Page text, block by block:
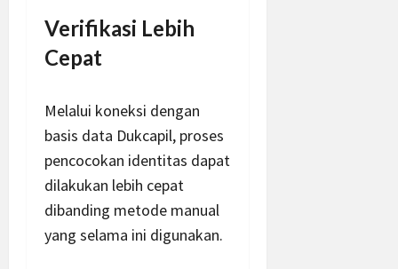
Verifikasi Lebih
Cepat
Melalui koneksi dengan
basis data Dukcapil, proses
pencocokan identitas dapat
dilakukan lebih cepat
dibanding metode manual
yang selama ini digunakan.